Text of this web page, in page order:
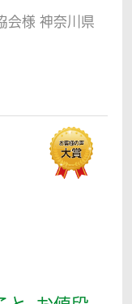
会様 神奈川県